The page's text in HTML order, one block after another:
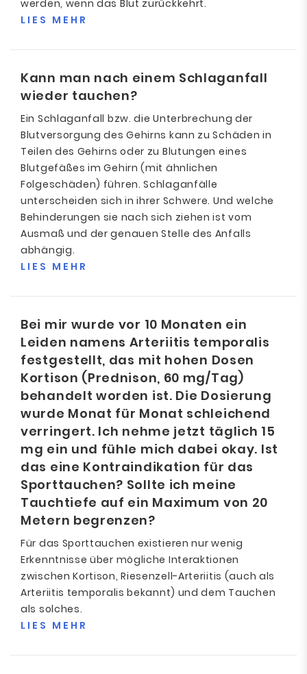
werden, wenn das Blut zurückkehrt.
LIES MEHR
Kann man nach einem Schlaganfall
wieder tauchen?
Ein Schlaganfall bzw. die Unterbrechung der
Blutversorgung des Gehirns kann zu Schäden in
Teilen des Gehirns oder zu Blutungen eines
Blutgefäßes im Gehirn (mit ähnlichen
Folgeschäden) führen. Schlaganfälle
unterscheiden sich in ihrer Schwere. Und welche
Behinderungen sie nach sich ziehen ist vom
Ausmaß und der genauen Stelle des Anfalls
abhängig.
LIES MEHR
Bei mir wurde vor 10 Monaten ein
Leiden namens Arteriitis temporalis
festgestellt, das mit hohen Dosen
Kortison (Prednison, 60 mg/Tag)
behandelt worden ist. Die Dosierung
wurde Monat für Monat schleichend
verringert. Ich nehme jetzt täglich 15
mg ein und fühle mich dabei okay. Ist
das eine Kontraindikation für das
Sporttauchen? Sollte ich meine
Tauchtiefe auf ein Maximum von 20
Metern begrenzen?
Für das Sporttauchen existieren nur wenig
Erkenntnisse über mögliche Interaktionen
zwischen Kortison, Riesenzell-Arteriitis (auch als
Arteriitis temporalis bekannt) und dem Tauchen
als solches.
LIES MEHR